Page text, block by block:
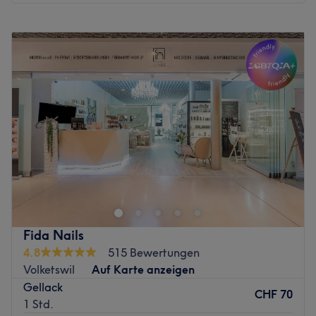
Zurück zur Salonansicht
Dienstag
09:00–19:00
Mittwoch
09:00–19:00
Donnerstag
09:00–19:00
09:00
19:00
Samstag
09:00
17:00
Sonntag
Geschlossen
Egal ob klassische Maniküre oder ausgefallene
Nageldesigns – bei EMI Nails & Beauty am Marktplatz 5
werden deine Nägel zum echten Hingucker. Buche dir
dafür deinen Wunschtermin doch ganz einfach und
superschnell online oder per App mit nur wenigen Klicks
über Treatwell!
Die 14-jährige Erfahrung, Leidenschaft und Liebe zum
Job versprechen eine lange Haltbarkeit und perfekte
Ergebnisse. Hier bekommst du eine 2-wöchige Garantie
Fida Nails
4.8
515 Bewertungen
Volketswil
Auf Karte anzeigen
Gellack
1 Std.
CHF 70